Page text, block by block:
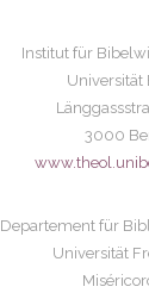
Institut für
Universität
3000
Departement für
Universität